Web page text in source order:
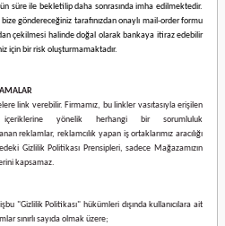
süre ile bekletilip daha sonrasında imha edilmektedir.
göndereceğiniz tarafınızdan onaylı mail-order formu
çekilmesi halinde doğal olarak bankaya itiraz edebilir
için bir risk oluşturmamaktadır.
link verebilir. Firmamız, bu linkler vasıtasıyla erişilen
yönelik herhangi bir sorumluluk
reklamlar, reklamcılık yapan iş ortaklarımız aracılığı
Gizlilik Politikası Prensipleri, sadece Mağazamızın
kapsamaz.
"Gizlilik Politikası" hükümleri dışında kullanıcılara ait
sınırlı sayıda olmak üzere;